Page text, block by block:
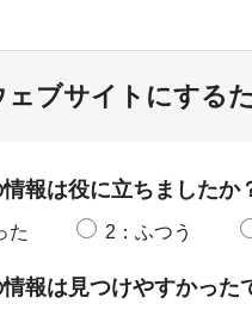
ェブサイトにする
報は役に立ちましたか
た 2：ふつう
報は見つけやすかった